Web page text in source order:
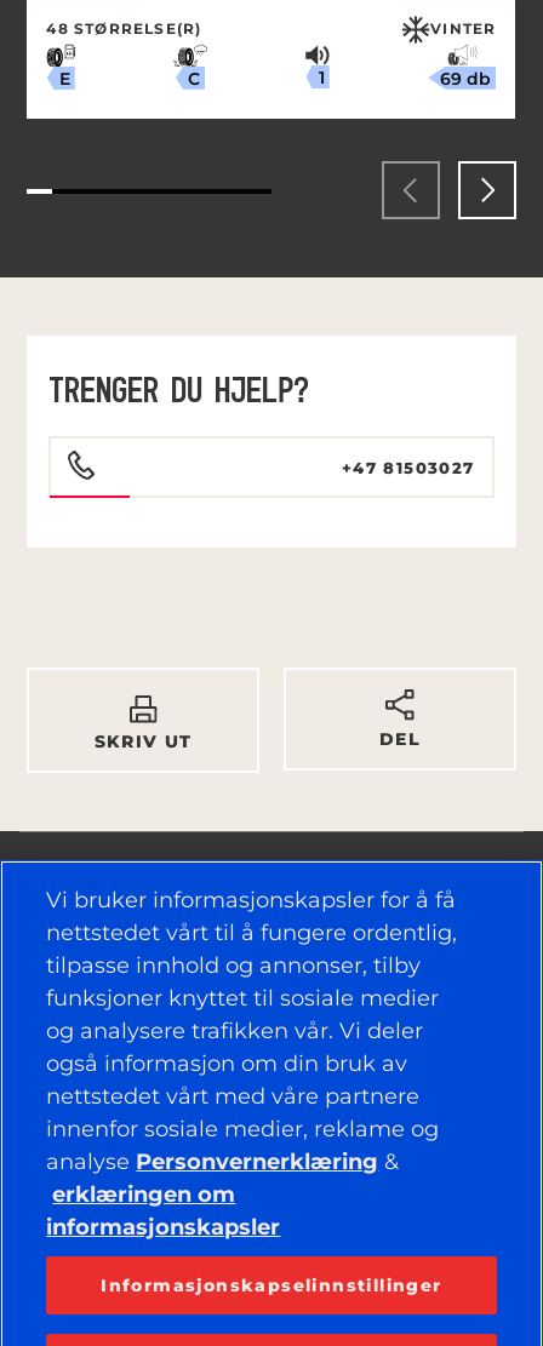
48 STØRRELSE(R) VINTER
E C 1 69 db
TRENGER DU HJELP?
+47 81503027
SKRIV UT DEL
NYTTIGE KOBLINGER
DEKK
RETNINGSLINJER
BEDRIFT
HOLD DEG TILKOBLET
Facebook
YouTube
Vi bruker informasjonskapsler for å få
nettstedet vårt til å fungere ordentlig,
tilpasse innhold og annonser, tilby
funksjoner knyttet til sosiale medier
og analysere trafikken vår. Vi deler
også informasjon om din bruk av
nettstedet vårt med våre partnere
innenfor sosiale medier, reklame og
analyse Personvernerklæring &
erklæringen om
informasjonskapsler
Informasjonskapselinnstillinger